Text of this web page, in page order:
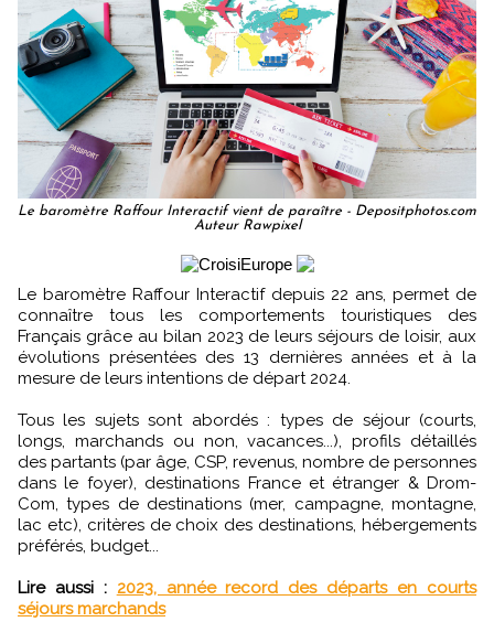
Le baromètre Raffour Interactif vient de paraître - Depositphotos.com
Auteur Rawpixel
Le baromètre Raffour Interactif depuis 22 ans, permet de
connaître tous les comportements touristiques des
Français grâce au bilan 2023 de leurs séjours de loisir, aux
évolutions présentées des 13 dernières années et à la
mesure de leurs intentions de départ 2024.
Tous les sujets sont abordés : types de séjour (courts,
longs, marchands ou non, vacances...), profils détaillés
des partants (par âge, CSP, revenus, nombre de personnes
dans le foyer), destinations France et étranger & Drom-
Com, types de destinations (mer, campagne, montagne,
lac etc), critères de choix des destinations, hébergements
préférés, budget...
Lire aussi : 2023, année record des départs en courts
séjours marchands